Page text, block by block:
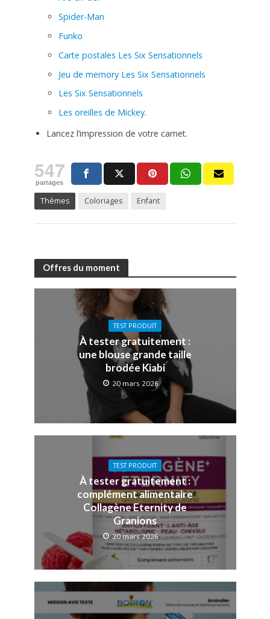
Spider-Man
Funko
Carte postales Les Six Sensationnels
Jeu de memory Les Six Sensationnels
Les Six Sensationnels
Les oreilles de Mickey.
Lancez l’impression de votre carnet.
547
partages
Thèmes Coloriages Enfant
Offres du moment
TEST PRODUIT
À tester gratuitement :
une blouse grande taille
brodée Kiabi
20 mars 2026
TEST PRODUIT
À tester gratuitement :
complément alimentaire
Collagène Eternity de
Granions
20 mars 2026